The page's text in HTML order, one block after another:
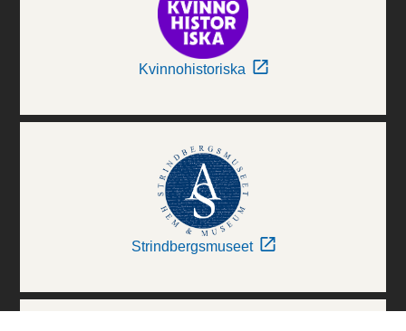
Kvinnohistoriska
Strindbergsmuseet